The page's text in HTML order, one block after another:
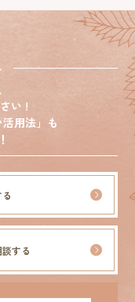
い !
活用法」も
する